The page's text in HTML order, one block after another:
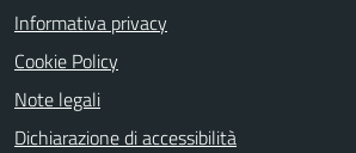
Informativa privacy
Cookie Policy
Note legali
Dichiarazione di accessibilità